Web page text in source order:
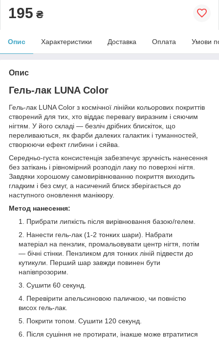
195 ₴
Опис Характеристики Доставка Оплата Умови
Опис
Гель-лак LUNA Color
Гель-лак LUNA Color з космічної лінійки кольорових покриттів
створений для тих, хто віддає перевагу виразним і сяючим
нігтям. У його складі — безліч дрібних блискіток, що
переливаються, як фарби далеких галактик і туманностей,
створюючи ефект глибини і сяйва.
Середньо-густа консистенція забезпечує зручність нанесення
без затікань і рівномірний розподіл лаку по поверхні нігтя.
Завдяки хорошому самовирівнюванню покриття виходить
гладким і без смуг, а насичений блиск зберігається до
наступного оновлення манікюру.
Метод нанесення:
Прибрати липкість після вирівнювання базою/гелем.
Нанести гель-лак (1-2 тонких шари). Набрати
матеріал на пензлик, промальовувати центр нігтя, потім
— бічні стінки. Пензликом для тонких ліній підвести до
кутикули. Перший шар завжди повинен бути
напівпрозорим.
Сушити 60 секунд.
Перевірити апельсиновою паличкою, чи повністю
висох гель-лак.
Покрити топом. Сушити 120 секунд.
Після сушіння не протирати, інакше може втратитися